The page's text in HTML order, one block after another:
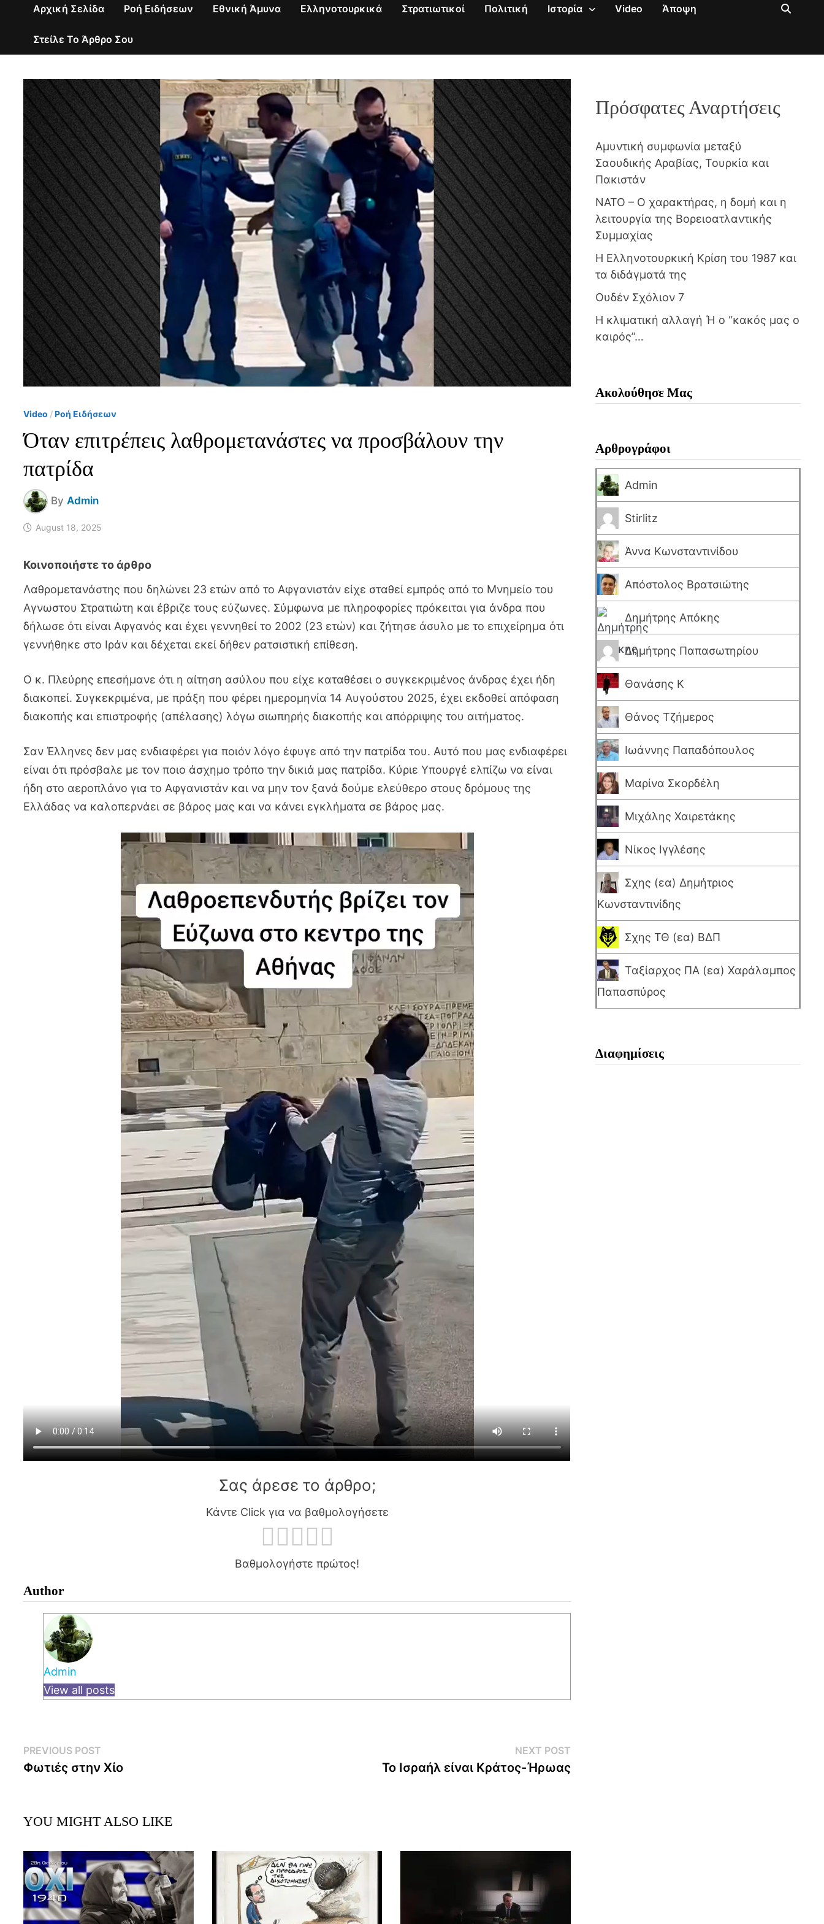
Αρχική Σελίδα Ροή Ειδήσεων Εθνική Άμυνα Ελληνοτουρκικά Στρατιωτικοί Πολιτική Ιστορία Video Άποψη
Στείλε Το Άρθρο Σου
Video /Ροή Ειδήσεων
Όταν επιτρέπεις λαθρομετανάστες να προσβάλουν την
πατρίδα
By Admin
August 18, 2025
Λαθρομετανάστης που δηλώνει 23 ετών από το Αφγανιστάν είχε σταθεί εμπρός από το Μνημείο του
Αγνωστου Στρατιώτη και έβριζε τους εύζωνες. Σύμφωνα με πληροφορίες πρόκειται για άνδρα που
δήλωσε ότι είναι Αφγανός και έχει γεννηθεί το 2002 (23 ετών) και ζήτησε άσυλο με το επιχείρημα ότι
γεννήθηκε στο Ιράν και δέχεται εκεί δήθεν ρατσιστική επίθεση.
Ο κ. Πλεύρης επεσήμανε ότι η αίτηση ασύλου που είχε καταθέσει ο συγκεκριμένος άνδρας έχει ήδη
διακοπεί. Συγκεκριμένα, με πράξη που φέρει ημερομηνία 14 Αυγούστου 2025, έχει εκδοθεί απόφαση
διακοπής και επιστροφής (απέλασης) λόγω σιωπηρής διακοπής και απόρριψης του αιτήματος.
Σαν Έλληνες δεν μας ενδιαφέρει για ποιόν λόγο έφυγε από την πατρίδα του. Αυτό που μας ενδιαφέρει
είναι ότι πρόσβαλε με τον ποιο άσχημο τρόπο την δικιά μας πατρίδα. Κύριε Υπουργέ ελπίζω να είναι
ήδη στο αεροπλάνο για το Αφγανιστάν και να μην τον ξανά δούμε ελεύθερο στους δρόμους της
Ελλάδας να καλοπερνάει σε βάρος μας και να κάνει εγκλήματα σε βάρος μας.
Σας άρεσε το άρθρο;
Κάντε Click για να βαθμολογήσετε
Βαθμολογήστε πρώτος!
Author
Admin
View all posts
Post
navigation
PREVIOUS POST
post:
Φωτιές στην Χίο
NEXT POSTNext
post:
Το Ισραήλ είναι Κράτος-Ήρωας
YOU MIGHT ALSO LIKE
Πρόσφατες Αναρτήσεις
Αμυντική συμφωνία μεταξύ
Σαουδικής Αραβίας, Τουρκία και
Πακιστάν
NATO – Ο χαρακτήρας, η δομή και η
λειτουργία της Βορειοατλαντικής
Συμμαχίας
Η Ελληνοτουρκική Κρίση του 1987 και
τα διδάγματά της
Ουδέν Σχόλιον 7
Η κλιματική αλλαγή Ή ο “κακός μας ο
καιρός”…
Ακολούθησε Μας
Αρθρογράφοι
Admin
Stirlitz
Άννα Κωνσταντινίδου
Απόστολος Βρατσιώτης
Δημήτρης Απόκης
Δημήτρης Παπασωτηρίου
Θανάσης Κ
Θάνος Τζήμερος
Ιωάννης Παπαδόπουλος
Μαρίνα Σκορδέλη
Μιχάλης Χαιρετάκης
Νίκος Ιγγλέσης
Σχης (εα) Δημήτριος
Κωνσταντινίδης
Σχης ΤΘ (εα) ΒΔΠ
Ταξίαρχος ΠΑ (εα) Χαράλαμπος
Παπασπύρος
Διαφημίσεις